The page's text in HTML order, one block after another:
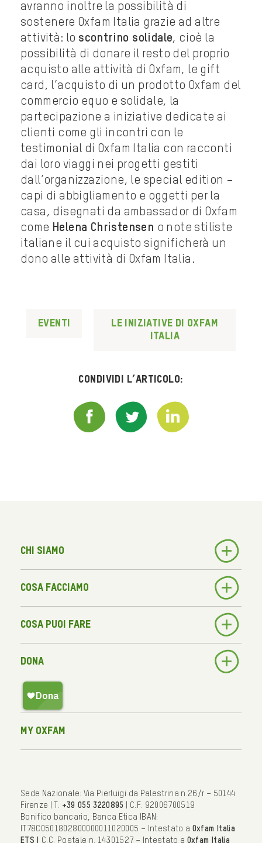
avranno inoltre la possibilità di
sostenere Oxfam Italia grazie ad altre
attività: lo scontrino solidale, cioè la
possibilità di donare il resto del proprio
acquisto alle attività di Oxfam, le gift
card, l’acquisto di un prodotto Oxfam del
commercio equo e solidale, la
partecipazione a iniziative dedicate ai
clienti come gli incontri con le
testimonial di Oxfam Italia con racconti
dai loro viaggi nei progetti gestiti
dall’organizzazione, le special edition –
capi di abbigliamento e oggetti per la
casa, disegnati da ambassador di Oxfam
come Helena Christensen o note stiliste
italiane il cui acquisto significherà un
dono alle attività di Oxfam Italia.
Eventi
Le iniziative di Oxfam
Italia
Condividi l’articolo:
Chi siamo
Cosa facciamo
Cosa puoi fare
Dona
My Oxfam
Sede Nazionale: Via Pierluigi da Palestrina n.26/r – 50144
Firenze | T.
+39 055 3220895
| C.F. 92006700519
Bonifico bancario, Banca Etica IBAN:
IT78C0501802800000011020005 – Intestato a Oxfam Italia
ETS | C.C. Postale n. 14301527 – Intestato a Oxfam Italia